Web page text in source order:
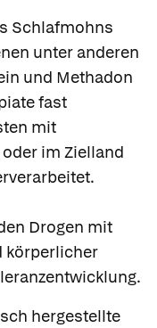
Schlafmohns
unter anderen
und Methadon
fast
mit
im Zielland
Drogen mit
körperlicher
hergestellte